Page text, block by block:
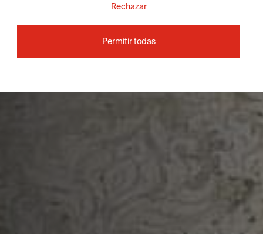
Rechazar
Permitir todas